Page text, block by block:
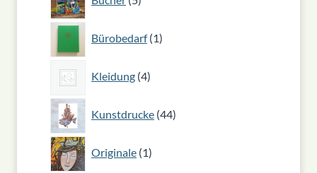
Produkte
Bürobedarf 1
1
Produkt
Kleidung 4
4
Produkte
Kunstdrucke 44
44
Produkte
Originale 1
1
Produkt